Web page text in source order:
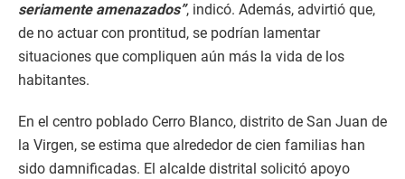
seriamente amenazados”, indicó. Además, advirtió que,
de no actuar con prontitud, se podrían lamentar
situaciones que compliquen aún más la vida de los
habitantes.
En el centro poblado Cerro Blanco, distrito de San Juan de
la Virgen, se estima que alrededor de cien familias han
sido damnificadas. El alcalde distrital solicitó apoyo